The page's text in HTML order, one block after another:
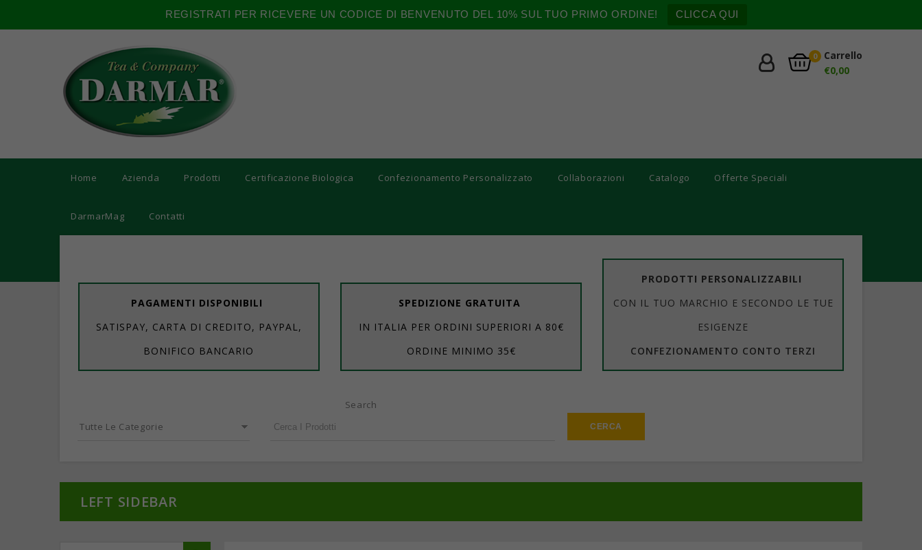
REGISTRATI PER RICEVERE UN CODICE DI BENVENUTO DEL 10% SUL TUO PRIMO ORDINE! CLICCA QUI
0
Carrello
€0,00
Home Azienda Prodotti Certificazione Biologica Confezionamento Personalizzato Collaborazioni Catalogo Offerte Speciali
DarmarMag Contatti
PAGAMENTI DISPONIBILI
SATISPAY, CARTA DI CREDITO, PAYPAL,
BONIFICO BANCARIO
SPEDIZIONE GRATUITA
IN ITALIA PER ORDINI SUPERIORI A 80€
ORDINE MINIMO 35€
PRODOTTI PERSONALIZZABILI
CON IL TUO MARCHIO E SECONDO LE TUE
ESIGENZE
CONFEZIONAMENTO CONTO TERZI
Search
Tutte Le Categorie
LEFT SIDEBAR